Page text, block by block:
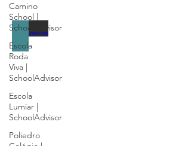
Camino
School |
SchoolAdvisor
Escola
Roda
Viva |
SchoolAdvisor
Escola
Lumiar |
SchoolAdvisor
Poliedro
Fundamental
Guia
sobre
escolas
de
Ensino
Fundamental
-
Iniciais